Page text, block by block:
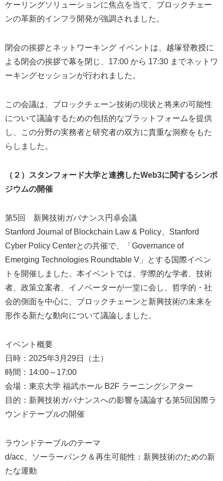
ケーリングソリューションに焦点を当て、ブロックチェー
ンの革新的インフラ開発が強調されました。
閉会の挨拶とネットワーキング イベントは、越塚登教授に
よる閉会の挨拶で幕を閉じ、17:00 から 17:30 までネットワ
ーキングセッションが行われました。
この会議は、ブロックチェーン技術の現状と将来の可能性
について議論するための包括的なプラットフォームを提供
し、この分野の実務者と研究者の双方に貴重な洞察をもた
らしました。
（２）スタンフォード大学と連携したWeb3に関するシンポ
ジウムの開催
第5回 新興技術ガバナンス円卓会議
Stanford Journal of Blockchain Law & Policy、Stanford
Cyber Policy Centerとの共催で、「Governance of
Emerging Technologies Roundtable V」とする国際イベン
トを開催しました。本イベントでは、学際的な学者、技術
者、政策立案者、イノベーターが一堂に会し、哲学的・社
会的側面を中心に、ブロックチェーンと新興技術の未来を
形作る新たな動向について議論しました。
イベント概要
日時：2025年3月29日（土）
時間：14:00～17:00
会場：東京大学 福武ホール B2F ラーニングシアター
目的：新興技術ガバナンスへの影響を議論する第5回国際ラ
ウンドテーブルの開催
ラウンドテーブルのテーマ
d/acc、ソーラーパンク＆再生可能性：新興技術のための新
たな運動